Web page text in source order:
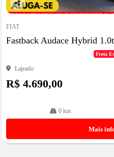
Co
artil
he
FIAT
Fastback Audace Hybrid
Frota
Lajeado
R$ 4.690,00
0 km
Mais